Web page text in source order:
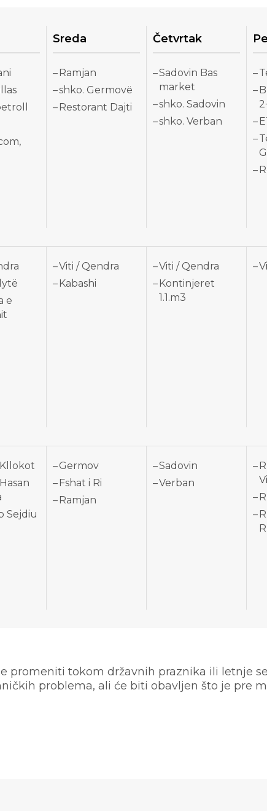
Sreda
Ramjan
shko. Germovë
Restorant Dajti
Četvrtak
Sadovin Bas
market
shko. Sadovin
shko. Verban
e
Viti / Qendra
Kabashi
Viti / Qendra
Kontinjeret
1.1.m3
Kllokot
Sejdiu
Germov
Fshat i Ri
Ramjan
Sadovin
Verban
promeniti tokom državnih praznika ili letnje
problema, ali će biti obavljen što je pre